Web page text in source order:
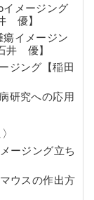
メージング
優】
イメージン
井 優】
ジング【稲田
研究への応用
ージング立ち
ウスの作出方